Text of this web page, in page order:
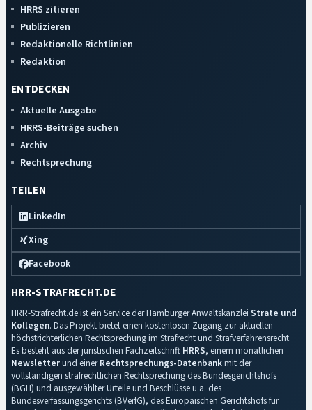
HRRS zitieren
Publizieren
Redaktionelle Richtlinien
Redaktion
ENTDECKEN
Aktuelle Ausgabe
HRRS-Beiträge suchen
Archiv
Rechtsprechung
TEILEN
LinkedIn
Xing
Facebook
HRR-STRAFRECHT.DE
HRR-Strafrecht.de ist ein Service der Hamburger Anwaltskanzlei Strate und
Kollegen. Das Projekt bietet einen kostenlosen Zugang zur aktuellen
höchstrichterlichen Rechtsprechung im Strafrecht und Strafverfahrensrecht.
Es besteht aus der juristischen Fachzeitschrift HRRS, einem monatlichen
Newsletterund einerRechtsprechungs-Datenbankmit der
vollständigen strafrechtlichen Rechtsprechung des Bundesgerichtshofs
(BGH) und ausgewählter Urteile und Beschlüsse u.a. des
Bundesverfassungsgerichts (BVerfG), des Europäischen Gerichtshofs für